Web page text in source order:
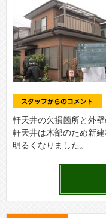
軒天井の欠損箇所と外
軒天井は木部のため新
明るくなりました。